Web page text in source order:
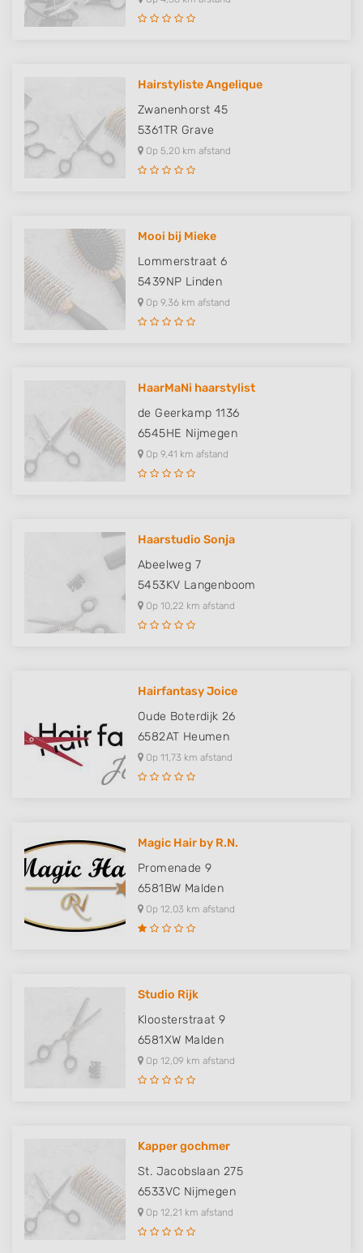
Hairstyliste Angelique
Zwanenhorst 45
5361TR Grave
Op 5,20 km afstand
Mooi bij Mieke
Lommerstraat 6
5439NP Linden
Op 9,36 km afstand
HaarMaNi haarstylist
de Geerkamp 1136
6545HE Nijmegen
Op 9,41 km afstand
Haarstudio Sonja
Abeelweg 7
5453KV Langenboom
Op 10,22 km afstand
Hairfantasy Joice
Oude Boterdijk 26
6582AT Heumen
Op 11,73 km afstand
Magic Hair by R.N.
Promenade 9
6581BW Malden
Op 12,03 km afstand
Studio Rijk
Kloosterstraat 9
6581XW Malden
Op 12,09 km afstand
Kapper gochmer
St. Jacobslaan 275
6533VC Nijmegen
Op 12,21 km afstand